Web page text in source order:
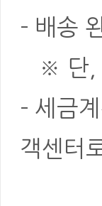
- 배송
※ 단,
- 세금
객센터